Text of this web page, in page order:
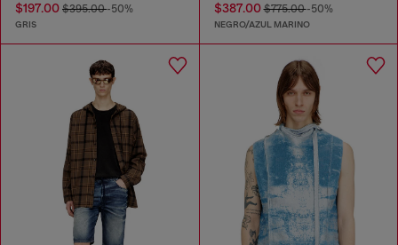
$197.00 $395.00-50%
GRIS
$387.00$775.00-50%
NEGRO/AZUL MARINO